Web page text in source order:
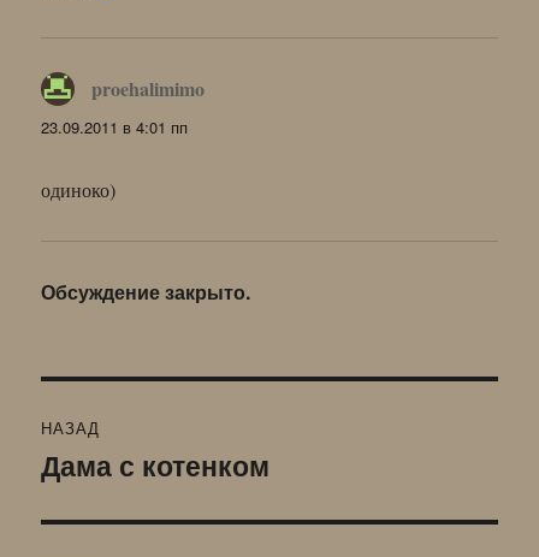
proehalimimo
23.09.2011 в 4:01 пп
одиноко)
Обсуждение закрыто.
по
НАЗАД
Предыдущая
Дама с котенком